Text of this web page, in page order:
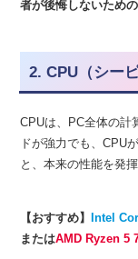
者が後悔しないため
2. CPU（シー
CPUは、PC全体の計
ドが強力でも、CPU
と、本来の性能を発揮
【おすすめ】 Intel
またはAMD Ryzen 5